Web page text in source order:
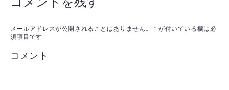
メールアドレスが公開されることはありません。 * が付いている欄は必
須項目です
コメント